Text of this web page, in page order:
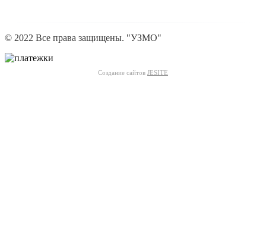
© 2022 Все права защищены. "УЗМО"
Создание сайтов JESITE